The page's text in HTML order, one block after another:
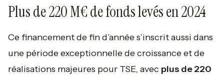
Plus de 220 M€ de fonds levés en 2024
Ce financement de fin d’année s’inscrit aussi dans
une période exceptionnelle de croissance et de
réalisations majeures pour TSE, avec plus de 220